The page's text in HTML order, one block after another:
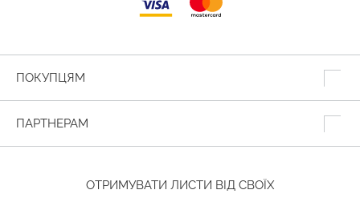
ПОКУПЦЯМ
ПАРТНЕРАМ
ОТРИМУВАТИ ЛИСТИ ВІД СВОЇХ